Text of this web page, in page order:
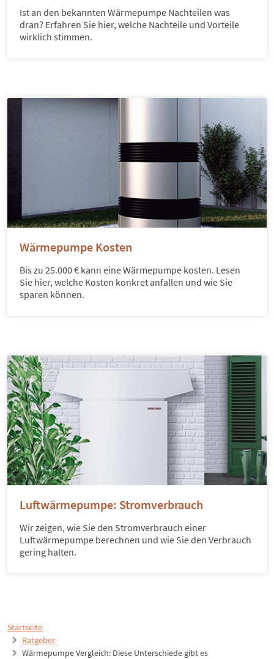
Startseite
Ratgeber
Wärmepumpe Vergleich: Diese Unterschiede gibt es
Ist an den bekannten Wärmepumpe Nachteilen was
dran? Erfahren Sie hier, welche Nachteile und Vorteile
wirklich stimmen.
Wärmepumpe Kosten
Bis zu 25.000 € kann eine Wärmepumpe kosten. Lesen
Sie hier, welche Kosten konkret anfallen und wie Sie
sparen können.
Luftwärmepumpe: Stromverbrauch
Wir zeigen, wie Sie den Stromverbrauch einer
Luftwärmepumpe berechnen und wie Sie den Verbrauch
gering halten.